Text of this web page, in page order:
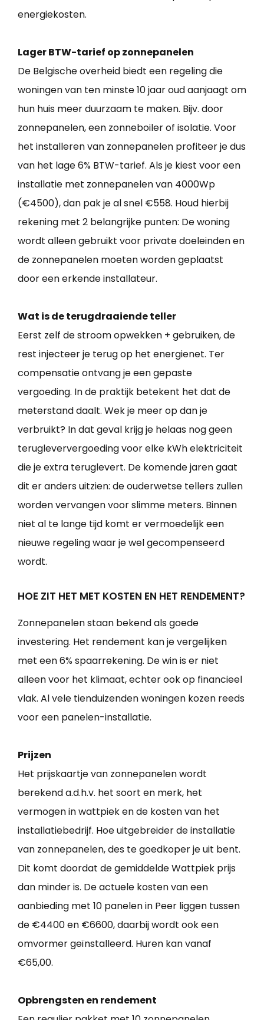
energiekosten.
Lager BTW-tarief op zonnepanelen
De Belgische overheid biedt een regeling die
woningen van ten minste 10 jaar oud aanjaagt om
hun huis meer duurzaam te maken. Bijv. door
zonnepanelen, een zonneboiler of isolatie. Voor
het installeren van zonnepanelen profiteer je dus
van het lage 6% BTW-tarief. Als je kiest voor een
installatie met zonnepanelen van 4000Wp
(€4500), dan pak je al snel €558. Houd hierbij
rekening met 2 belangrijke punten: De woning
wordt alleen gebruikt voor private doeleinden en
de zonnepanelen moeten worden geplaatst
door een erkende installateur.
Wat is de terugdraaiende teller
Eerst zelf de stroom opwekken + gebruiken, de
rest injecteer je terug op het energienet. Ter
compensatie ontvang je een gepaste
vergoeding. In de praktijk betekent het dat de
meterstand daalt. Wek je meer op dan je
verbruikt? In dat geval krijg je helaas nog geen
terugleververgoeding voor elke kWh elektriciteit
die je extra teruglevert. De komende jaren gaat
dit er anders uitzien: de ouderwetse tellers zullen
worden vervangen voor slimme meters. Binnen
niet al te lange tijd komt er vermoedelijk een
nieuwe regeling waar je wel gecompenseerd
wordt.
HOE ZIT HET MET KOSTEN EN HET RENDEMENT?
Zonnepanelen staan bekend als goede
investering. Het rendement kan je vergelijken
met een 6% spaarrekening. De win is er niet
alleen voor het klimaat, echter ook op financieel
vlak. Al vele tienduizenden woningen kozen reeds
voor een panelen-installatie.
Prijzen
Het prijskaartje van zonnepanelen wordt
berekend a.d.h.v. het soort en merk, het
vermogen in wattpiek en de kosten van het
installatiebedrijf. Hoe uitgebreider de installatie
van zonnepanelen, des te goedkoper je uit bent.
Dit komt doordat de gemiddelde Wattpiek prijs
dan minder is. De actuele kosten van een
aanbieding met 10 panelen in Peer liggen tussen
de €4400 en €6600, daarbij wordt ook een
omvormer geïnstalleerd. Huren kan vanaf
€65,00.
Opbrengsten en rendement